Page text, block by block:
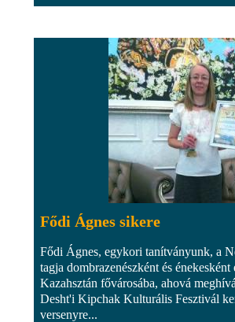
Fődi Ágnes sikere
Fődi Ágnes, egykori tanítványunk, a
tagja dombrazenészként és
Kazahsztán fővárosába, ahová
Desht'i Kipchak Kulturális Fesztivál
versenyre...